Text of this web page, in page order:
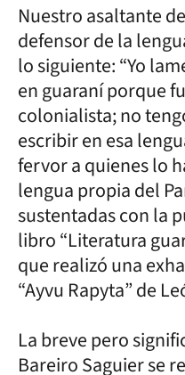
Nuestro asaltante
defensor de la
lo siguiente: “Yo
en guaraní porque
colonialista; no
escribir en esa
fervor a quienes lo
lengua propia del
sustentadas con la
libro “Literatura
que realizó una
“Ayvu Rapyta” de
La breve pero
Bareiro Saguier se